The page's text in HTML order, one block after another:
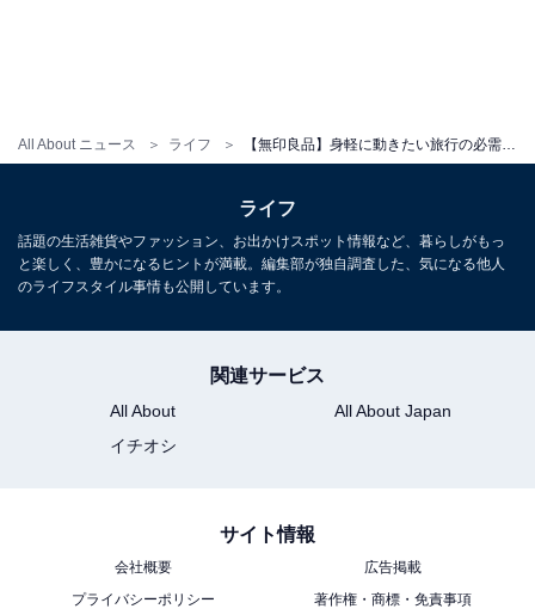
All About ニュース ライフ
軽な旅行
線に乗るとき、少なくとも行きはロストバゲージ（荷物
が別の空港などに行ってしまうこと）にあいたくないの
で、できれば機内持ち込みサイズのスーツケースで行き
ためる 撥水横型ボストンバッグ」です。
先日7日間海外に行った際には、行きは機内持ち込みサ
ライフ
話題の生活雑貨やファッション、お出かけスポット情報など、暮らしがもっ
と楽しく、豊かになるヒントが満載。編集部が独自調査した、気になる他人
のライフスタイル事情も公開しています。
関連サービス
All About
All About Japan
イチオシ
サイト情報
会社概要
広告掲載
プライバシーポリシー
著作権・商標・免責事項